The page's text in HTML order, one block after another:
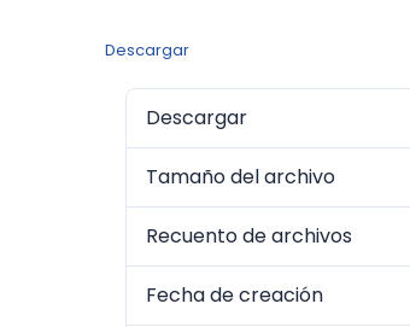
Descargar
Descargar
Tamaño del archivo
Recuento de archivos
Fecha de creación